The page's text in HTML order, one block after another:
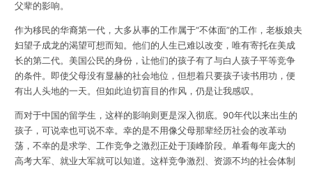
父辈的影响。
作为移民的华裔第一代，大多从事的工作属于“不体面”的工作，老板娘夫
妇望子成龙的渴望可想而知。他们的人生已难以改变，唯有寄托在美成
长的第二代。美国公民的身份，让他们的孩子有了与白人孩子平等竞争
的条件。即使父母没有显赫的社会地位，但想着只要孩子读书用功，便
有出人头地的一天。但如此迫切盲目的作风，仍是让我感叹。
而对于中国的留学生，这样的影响则更是深入彻底。90年代以来出生的
孩子，可说幸也可说不幸。幸的是不用像父母那辈经历社会的改革动
荡，不幸的是求学、工作竞争之激烈正处于顶峰阶段。单看每年庞大的
高考大军、就业大军就可以知道。这样竞争激烈、资源不均的社会体制